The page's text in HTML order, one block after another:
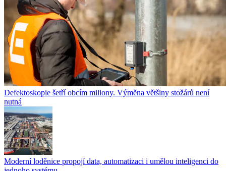
Defektoskopie šetří obcím miliony. Výměna většiny stožárů není
nutná
Moderní loděnice propojí data, automatizaci i umělou inteligenci do